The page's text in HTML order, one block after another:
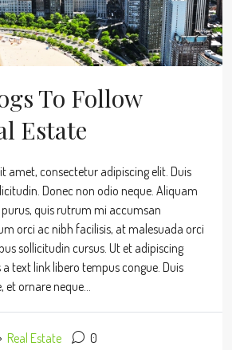
To Follow
Estate
amet, consectetur adipiscing elit. Duis
Donec non odio neque. Aliquam
quis rutrum mi accumsan
orci ac nibh facilisis, at malesuada orci
sollicitudin cursus. Ut et adipiscing
text link libero tempus congue. Duis
et ornare neque...
Real Estate 0